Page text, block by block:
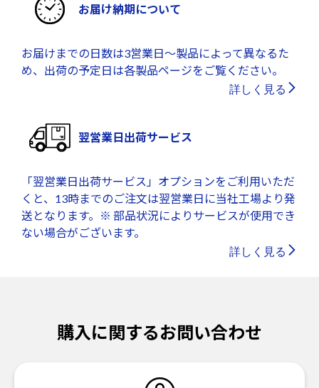
お届け納期について
お届けまでの日数は3営業日～製品によって異なるた
め、出荷の予定日は各製品ページをご覧ください。
詳しく見る
翌営業日出荷サービス
「翌営業日出荷サービス」オプションをご利用いただ
くと、13時までのご注文は翌営業日に当社工場より発
送となります。※ 部品状況によりサービスが使用でき
ない場合がございます。
詳しく見る
購入に関するお問い合わせ